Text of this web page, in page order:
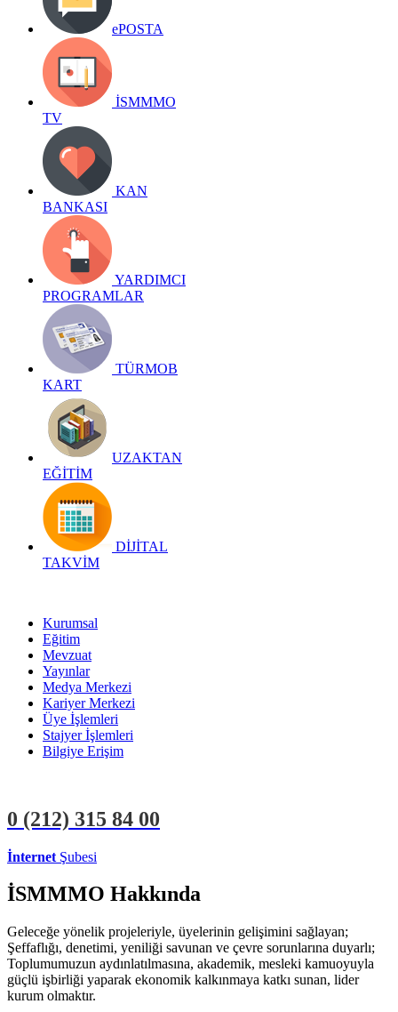
ePOSTA
İSMMMO
TV
KAN
BANKASI
YARDIMCI
PROGRAMLAR
TÜRMOB
KART
UZAKTAN
EĞİTİM
DİJİTAL
TAKVİM
Kurumsal
Eğitim
Mevzuat
Yayınlar
Medya Merkezi
Kariyer Merkezi
Üye İşlemleri
Stajyer İşlemleri
Bilgiye Erişim
0 (212) 315 84 00
İnternet Şubesi
İSMMMO Hakkında
Geleceğe yönelik projeleriyle, üyelerinin gelişimini sağlayan;
Şeffaflığı, denetimi, yeniliği savunan ve çevre sorunlarına duyarlı;
Toplumumuzun aydınlatılmasına, akademik, mesleki kamuoyuyla
güçlü işbirliği yaparak ekonomik kalkınmaya katkı sunan, lider
kurum olmaktır.